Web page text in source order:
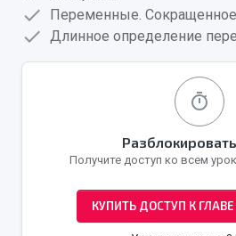
check Переменные.
check Длинное определение
timer
Получите доступ ко всем
КУПИТЬ ДОСТУП К ГЛАВЕ